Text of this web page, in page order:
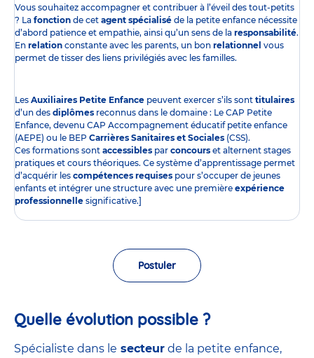
Vous souhaitez accompagner et contribuer à l’éveil des tout-petits
? La fonction de cet agent spécialisé de la petite enfance nécessite
d’abord patience et empathie, ainsi qu’un sens de la responsabilité.
En relation constante avec les parents, un bon relationnel vous
permet de tisser des liens privilégiés avec les familles.
Les Auxiliaires Petite Enfance peuvent exercer s’ils sont titulaires
d’un des diplômes reconnus dans le domaine : Le CAP Petite
Enfance, devenu CAP Accompagnement éducatif petite enfance
(AEPE) ou le BEP Carrières Sanitaires et Sociales (CSS).
Ces formations sont accessibles par concours et alternent stages
pratiques et cours théoriques. Ce système d’apprentissage permet
d’acquérir les compétences requises pour s’occuper de jeunes
enfants et intégrer une structure avec une première expérience
professionnelle significative.]
Postuler
Quelle évolution possible ?
Spécialiste dans le secteur de la petite enfance,